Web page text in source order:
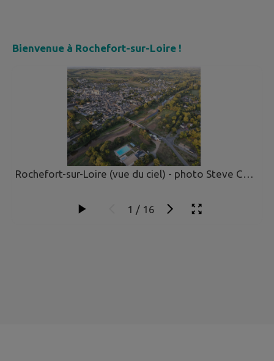
Bienvenue à Rochefort-sur-Loire !
Rochefort-sur-Loire (vue du ciel) - photo Steve Courty
1 / 16